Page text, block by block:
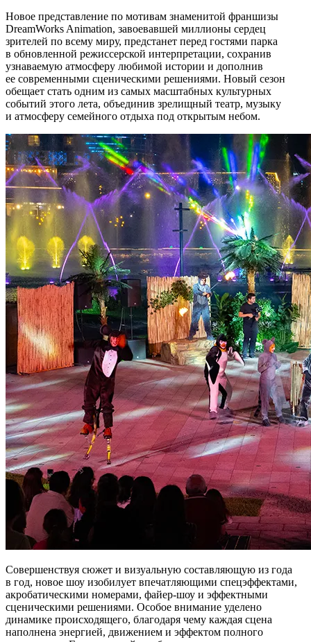
Новое представление по мотивам знаменитой франшизы
DreamWorks Animation, завоевавшей миллионы сердец
зрителей по всему миру, предстанет перед гостями парка
в обновленной режиссерской интерпретации, сохранив
узнаваемую атмосферу любимой истории и дополнив
ее современными сценическими решениями. Новый сезон
обещает стать одним из самых масштабных культурных
событий этого лета, объединив зрелищный театр, музыку
и атмосферу семейного отдыха под открытым небом.
Совершенствуя сюжет и визуальную составляющую из года
в год, новое шоу изобилует впечатляющими спецэффектами,
акробатическими номерами, файер-шоу и эффектными
сценическими решениями. Особое внимание уделено
динамике происходящего, благодаря чему каждая сцена
наполнена энергией, движением и эффектом полного